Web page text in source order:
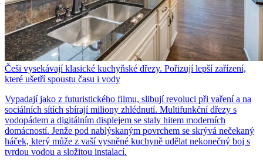
Češi vysekávají klasické kuchyňské dřezy. Pořizují lepší zařízení,
které ušetří spoustu času i vody
Vypadají jako z futuristického filmu, slibují revoluci při vaření a na
sociálních sítích sbírají miliony zhlédnutí. Multifunkční dřezy s
vodopádem a digitálním displejem se staly hitem moderních
domácností. Jenže pod nablýskaným povrchem se skrývá nečekaný
háček, který může z vaší vysněné kuchyně udělat nekonečný boj s
tvrdou vodou a složitou instalací.